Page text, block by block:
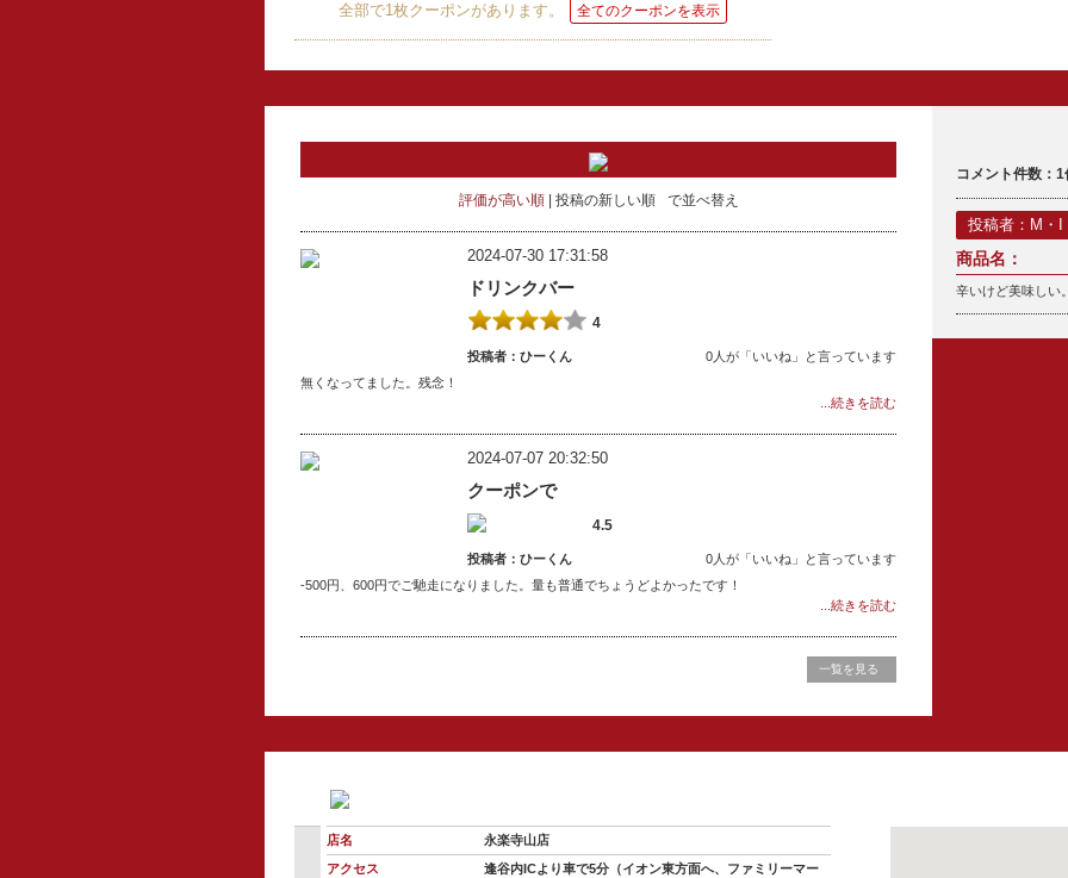
全部で1枚クーポンがあります。 全てのクーポンを表示
評価が高い順 投稿の新しい順 で並べ替え
2024-07-30 17:31:58
ドリンクバー
4
投稿者： ひーくん
0人が「いいね」と言っています
無くなってました。残念！
...続きを読む
2024-07-07 20:32:50
クーポンで
4.5
投稿者： ひーくん
0人が「いいね」と言っています
-500円、600円でご馳走になりました。量も普通でちょうどよかったです！
...続きを読む
一覧を見る
コメント件数：1
投稿者：M・I
商品名：
辛いけど美味しい
店名
永楽寺山店
アクセス
逢谷内ICより車で5分（イオン東方面へ、ファミリーマー